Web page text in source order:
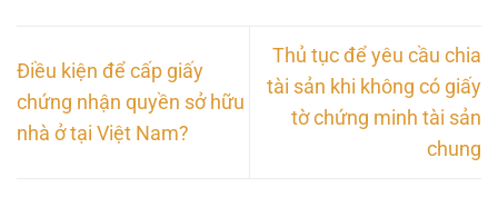
Điều kiện để cấp giấy
chứng nhận quyền sở hữu
nhà ở tại Việt Nam?
Thủ tục để yêu cầu chia
tài sản khi không có giấy
tờ chứng minh tài sản
chung